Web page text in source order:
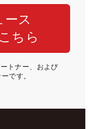
ス
ちら
トナー、および
です。